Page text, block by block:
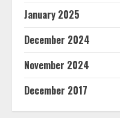
January 2025
December 2024
November 2024
December 2017